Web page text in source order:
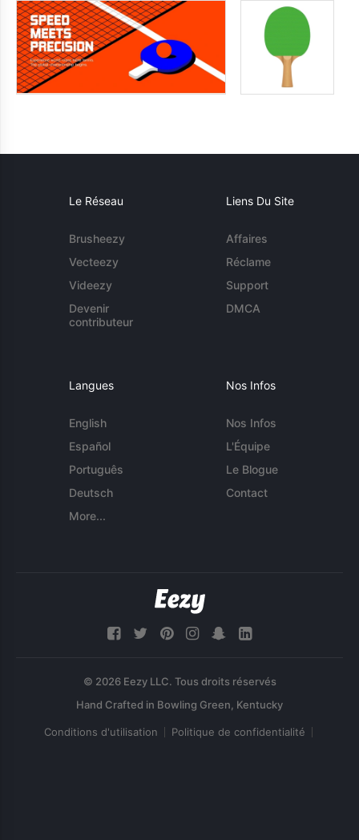
Le Réseau
Brusheezy
Vecteezy
Videezy
Devenir
contributeur
Liens Du Site
Affaires
Réclame
Support
DMCA
Langues
English
Español
Português
Deutsch
More...
Nos Infos
Nos Infos
L'Équipe
Le Blogue
Contact
© 2026 Eezy LLC. Tous droits réservés
Conditions d'utilisation Politique de confidentialité